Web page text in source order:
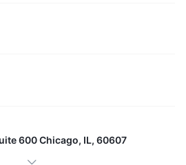
600 Chicago, IL, 60607